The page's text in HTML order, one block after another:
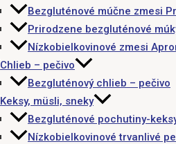
Bezgluténové múčne zmesi
Prirodzene bezgluténové
Nízkobielkovinové zmesi
Chlieb – pečivo
Bezgluténový chlieb – pečivo
Keksy, müsli, sneky
Bezgluténové pochutiny-
Nízkobielkovinové trvanlivé